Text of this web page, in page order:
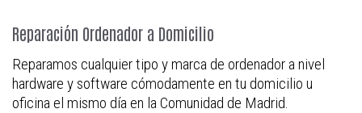
Reparación Ordenador a Domicilio
Reparamos cualquier tipo y marca de ordenador a nivel
hardware y software cómodamente en tu domicilio u
oficina el mismo día en la Comunidad de Madrid.